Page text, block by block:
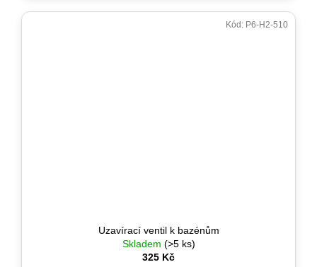
Uzavírací ventil k bazénům
Skladem (>5 ks)
325 Kč
Kód: P6-H2-510